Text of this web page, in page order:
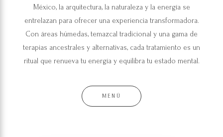
México, la arquitectura, la naturaleza y la energía se
entrelazan para ofrecer una experiencia transformadora.
Con áreas húmedas, temazcal tradicional y una gama de
terapias ancestrales y alternativas, cada tratamiento es un
ritual que renueva tu energía y equilibra tu estado mental.
MENÚ